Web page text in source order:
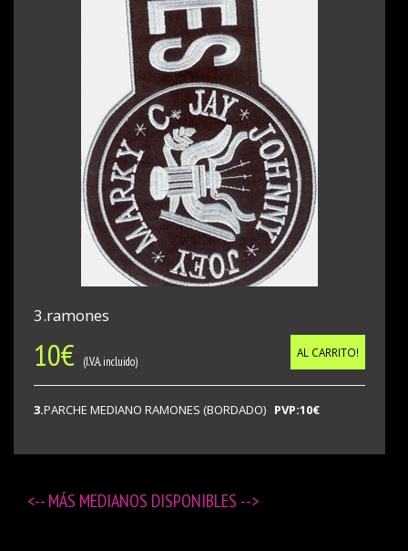
3.ramones
10€ (I.V.A. incluido)
AL CARRITO!
3.PARCHE MEDIANO RAMONES (BORDADO) PVP:10€
<-- MÁS MEDIANOS DISPONIBLES -->